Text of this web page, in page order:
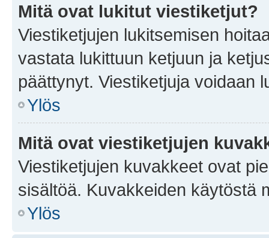
Mitä ovat lukitut viestiketjut?
Viestiketjujen lukitsemisen
vastata lukittuun ketjuun ja
päättynyt. Viestiketjuja voidaan
Ylös
Mitä ovat viestiketjujen
Viestiketjujen kuvakkeet ovat
sisältöä. Kuvakkeiden käytöstä
Ylös